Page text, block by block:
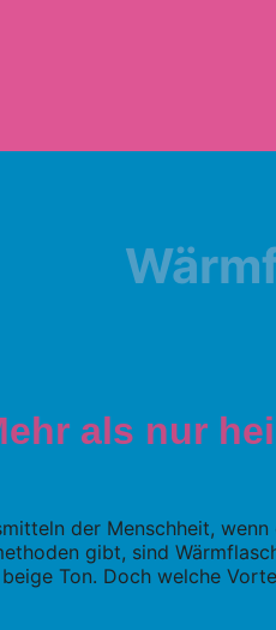
als nur
der Menschheit,
gibt, sind
Ton. Doch welche